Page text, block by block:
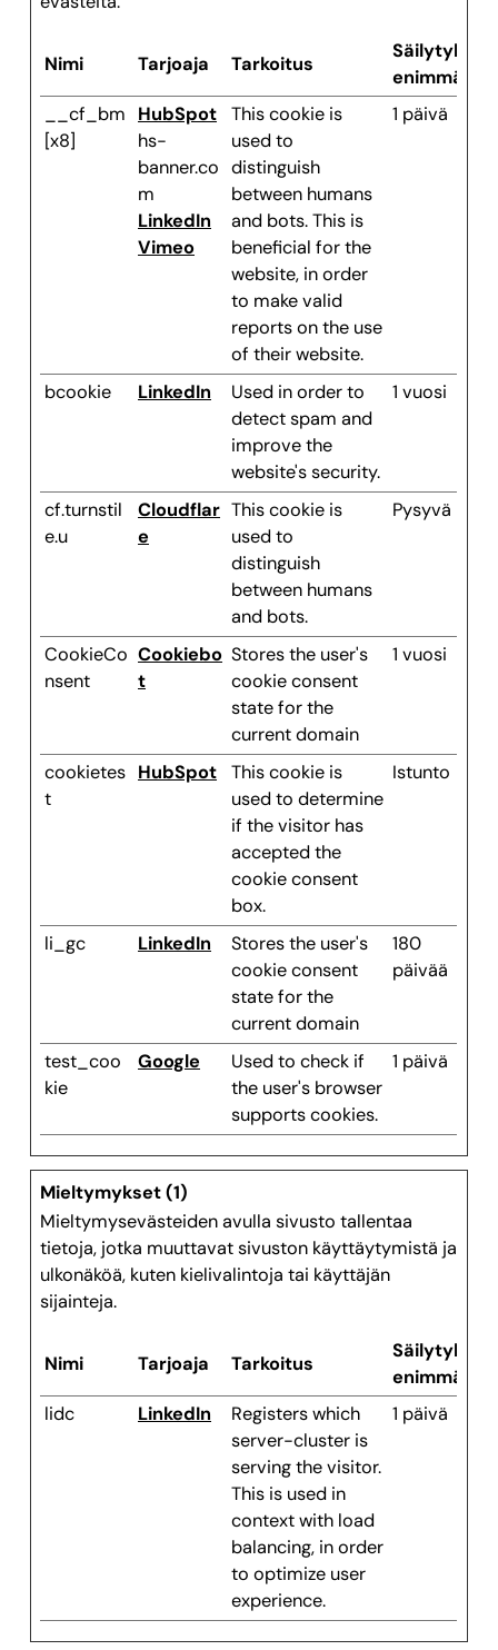
Nimi Tarjoaja Tarkoitus
Säilytyksen
__cf_bm
[x8]
HubSpot
hs-
banner.co
m
LinkedIn
Vimeo
This cookie is
used to
distinguish
between humans
and bots. This is
beneficial for the
website, in order
to make valid
reports on the use
of their website.
1 päivä
bcookie LinkedIn
Used in order to
detect spam and
improve the
website's security.
1 vuosi
cf.turnstil
e.u
Cloudflar
e
This cookie is
used to
distinguish
between humans
and bots.
Pysyvä
CookieCo
nsent
Cookiebo
t
Stores the user's
cookie consent
state for the
current domain
1 vuosi
cookietes
t
HubSpot
This cookie is
used to determine
if the visitor has
accepted the
cookie consent
box.
Istunto
li_gc LinkedIn
Stores the user's
cookie consent
state for the
current domain
180
päivää
test_coo
kie
Google
Used to check if
the user's browser
supports cookies.
1 päivä
Mieltymykset (1)
Mieltymysevästeiden avulla sivusto tallentaa
tietoja, jotka muuttavat sivuston käyttäytymistä ja
ulkonäköä, kuten kielivalintoja tai käyttäjän
sijainteja.
Nimi Tarjoaja Tarkoitus
Säilytyksen
lidc
LinkedIn
Registers which
server-cluster is
serving the visitor.
This is used in
context with load
balancing, in order
to optimize user
experience.
1 päivä